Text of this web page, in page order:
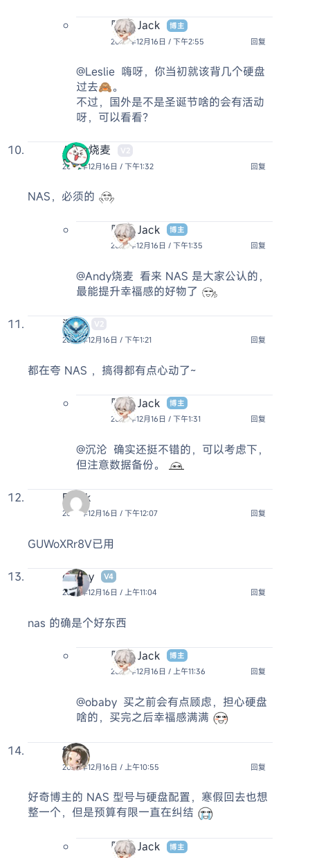
阿杰 Jack
博主
2024年12月16日 / 下午2:55
回复
@Leslie 嗨呀，你当初就该背几个硬盘
过去🙈。
不过，国外是不是圣诞节啥的会有活动
呀，可以看看？
Andy烧麦
V2
2024年12月16日 / 下午1:32
回复
NAS，必须的
阿杰 Jack
博主
2024年12月16日 / 下午1:35
回复
@Andy烧麦 看来 NAS 是大家公认的，
最能提升幸福感的好物了
沉沦
V2
2024年12月16日 / 下午1:21
回复
都在夸 NAS ，搞得都有点心动了~
阿杰 Jack
博主
2024年12月16日 / 下午1:31
回复
@沉沦 确实还挺不错的，可以考虑下，
但注意数据备份。
Frank
2024年12月16日 / 下午12:07 回复
GUWoXRr8V已用
obaby
V4
2024年12月16日 / 上午11:04
回复
nas 的确是个好东西
阿杰 Jack
博主
2024年12月16日 / 上午11:36
回复
@obaby 买之前会有点顾虑，担心硬盘
啥的，买完之后幸福感满满
f1a3h
2024年12月16日 / 上午10:55 回复
好奇博主的 NAS 型号与硬盘配置，寒假回去也想
整一个，但是预算有限一直在纠结
阿杰 Jack
博主